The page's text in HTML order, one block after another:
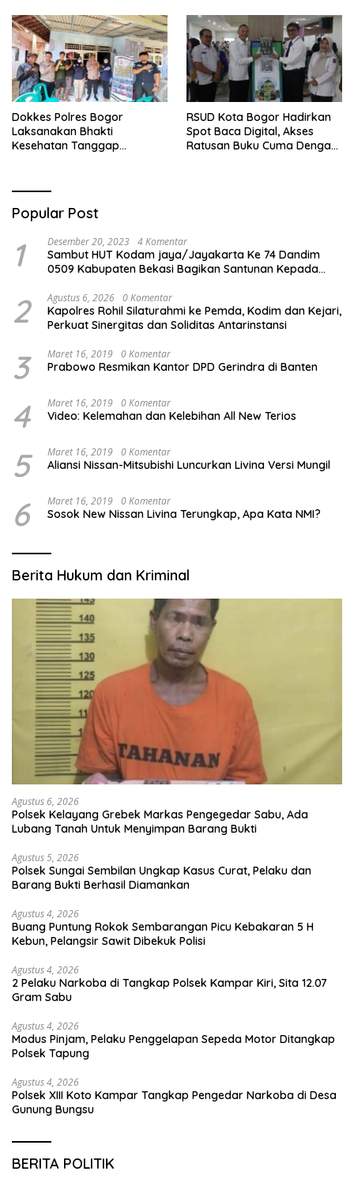
Perawatan Maksimal
Se-Bogor
Dokkes Polres Bogor
Laksanakan Bhakti
Kesehatan Tanggap
RSUD Kota Bogor Hadirkan
Spot Baca Digital, Akses
Ratusan Buku Cuma Dengan
Popular Post
1 Desember 20, 2023 4 Komentar
Sambut HUT Kodam jaya/Jayakarta Ke 74 Dandim
0509 Kabupaten Bekasi Bagikan Santunan Kepada
2 Agustus 6, 2026 0 Komentar
Kapolres Rohil Silaturahmi ke Pemda, Kodim dan Kejari,
Perkuat Sinergitas dan Soliditas Antarinstansi
3 Maret 16, 2019 0 Komentar
Prabowo Resmikan Kantor DPD Gerindra di Banten
4 Maret 16, 2019 0 Komentar
Video: Kelemahan dan Kelebihan All New Terios
5 Maret 16, 2019 0 Komentar
Aliansi Nissan-Mitsubishi Luncurkan Livina Versi Mungil
6 Maret 16, 2019 0 Komentar
Sosok New Nissan Livina Terungkap, Apa Kata NMI?
Berita Hukum dan Kriminal
Agustus 6, 2026
Polsek Kelayang Grebek Markas Pengegedar Sabu, Ada
Lubang Tanah Untuk Menyimpan Barang Bukti
Agustus 5, 2026
Polsek Sungai Sembilan Ungkap Kasus Curat, Pelaku dan
Barang Bukti Berhasil Diamankan
Agustus 4, 2026
Buang Puntung Rokok Sembarangan Picu Kebakaran 5 H
Kebun, Pelangsir Sawit Dibekuk Polisi
Agustus 4, 2026
2 Pelaku Narkoba di Tangkap Polsek Kampar Kiri, Sita 12.07
Gram Sabu
Agustus 4, 2026
Modus Pinjam, Pelaku Penggelapan Sepeda Motor Ditangkap
Polsek Tapung
Agustus 4, 2026
Polsek XIII Koto Kampar Tangkap Pengedar Narkoba di Desa
Gunung Bungsu
BERITA POLITIK